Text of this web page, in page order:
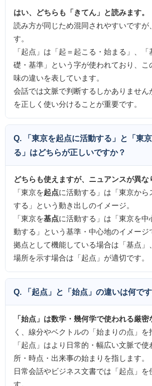
はい、どちらも「きてん」と読みます。
読み方が同じため混同されやすいですが
す。
「起点」は「起＝起こる・始まる」、
礎・基準」という字が使われており、こ
味の違いを表しています。
会話では文脈で判断するしかありません
を正しく使い分けることが重要です。
Q. 「東京を起点に活動する」と「東
る」はどちらが正しいですか？
どちらも使えますが、ニュアンスが異な
「東京を起点に活動する」は「東京から
する」という動き出しのイメージ。
「東京を基点に活動する」は「東京を中
動する」という基準・中心地のイメージ
拠点として機能している場合は「基点」
場所を示す場合は「起点」が適切です。
Q. 「起点」と「始点」の違いは何で
「始点」は数学・幾何学で使われる厳密
く、線分やベクトルの「始まりの点」を
「起点」はより日常的・幅広い文脈で
所・時点・出来事の始まりを指します。
日常会話やビジネス文書では「起点」を
す。